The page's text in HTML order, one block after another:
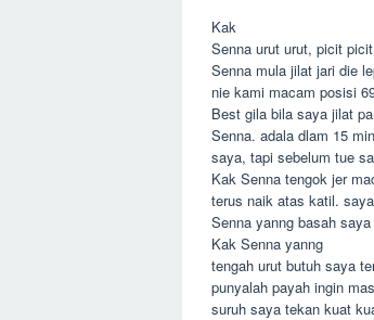
Kak
Senna urut urut, picit
Senna mula jilat jari die
nie kami macam posisi
Best gila bila saya jilat
Senna. adala dlam 15
saya, tapi sebelum tue
Kak Senna tengok jer
terus naik atas katil.
Senna yanng basah
Kak Senna yanng
tengah urut butuh saya
punyalah payah ingin
suruh saya tekan kuat